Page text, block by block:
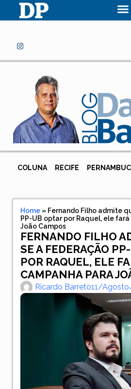
COLUNA RECIFE
Home» Fernando Filho admite
PP-UB optar por Raquel, ele
João Campos
FERNANDO FILHO
SE A FEDERAÇÃO
POR RAQUEL, ELE
CAMPANHA PARA
Ricardo Barreto11/